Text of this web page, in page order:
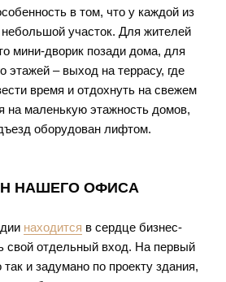
в том, что у каждой из
небольшой участок. Для жителей
мини-дворик позади дома, для
этажей – выход на террасу, где
время и отдохнуть на свежем
на маленькую этажность домов,
оборудован лифтом.
НАШЕГО ОФИСА
находится в сердце бизнес-
свой отдельный вход. На первый
так и задумано по проекту здания,